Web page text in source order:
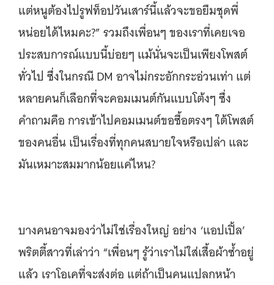
แต่หนูต้องไปรูฟท็อปวันเสาร์นี้แล้วจะขอยืมชุดพี่
หน่อยได้ไหมคะ?” รวมถึงเพื่อนๆ ของเราที่เคยเจอ
ประสบการณ์แบบนี้บ่อยๆ แม้นั่นจะเป็นเพียงโพสต์
ทั่วไป ซึ่งในกรณี DM อาจไม่กระอักกระอ่วนเท่า แต่
หลายคนก็เลือกที่จะคอมเมนต์กันแบบโต้งๆ ซึ่ง
คำถามคือ การเข้าไปคอมเมนต์ขอซื้อตรงๆ ใต้โพสต์
ของคนอื่น เป็นเรื่องที่ทุกคนสบายใจหรือเปล่า และ
มันเหมาะสมมากน้อยแค่ไหน?
บางคนอาจมองว่าไม่ใช่เรื่องใหญ่ อย่าง ‘แอปเปิ้ล’
พริตตี้สาวที่เล่าว่า “เพื่อนๆ รู้ว่าเราไม่ใส่เสื้อผ้าซ้ำอยู่
แล้ว เราโอเคที่จะส่งต่อ แต่ถ้าเป็นคนแปลกหน้า